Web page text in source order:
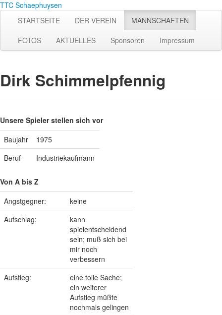
TTC Schaephuysen
STARTSEITE
DER VEREIN
MANNSCHAFTEN
FOTOS
AKTUELLES Sponsoren Impressum
Dirk Schimmelpfennig
Unsere Spieler stellen sich vor
Baujahr
1975
Beruf
Industriekaufmann
Von A bis Z
Angstgegner:
keine
Aufschlag:
kann
spielentscheidend
sein; muß sich bei
mir noch
verbessern
Aufstieg:
eine tolle Sache;
ein weiterer
Aufstieg müßte
nochmals gelingen